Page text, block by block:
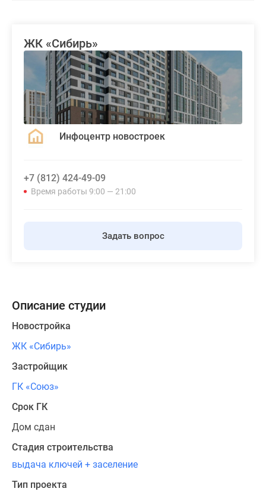
ЖК «Сибирь»
Инфоцентр новостроек
+7 (812) 424-49-09
Время работы 9:00 — 21:00
Задать вопрос
Описание студии
Новостройка
ЖК «Сибирь»
Застройщик
ГК «Союз»
Срок ГК
Дом сдан
Стадия строительства
выдача ключей + заселение
Тип проекта